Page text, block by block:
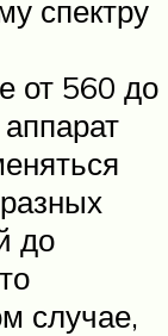
спектру
от 560 до
до
случае,